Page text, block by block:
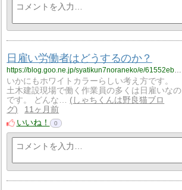
日雇い労働者はどうするのか？
https://blog.goo.ne.jp/syatikun7noraneko/e/61552eb63edd2930846eb8d8ca4538e6?fm=rss
いかにもホワイトカラーらしい考え方です。
土木建設現場で働く作業員の多くは日雇いなの
です。 どんな…
しゃちくんは野良猫ブロ
グ
11ヶ月前
いいね！
0